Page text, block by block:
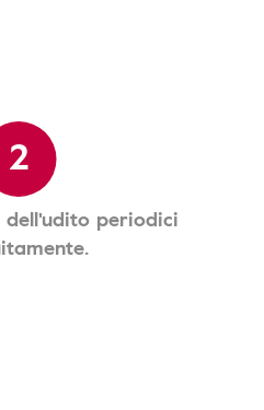
2
dell'udito periodici